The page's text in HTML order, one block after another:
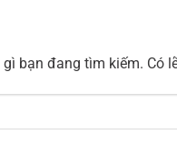
bạn đang tìm kiếm. Có